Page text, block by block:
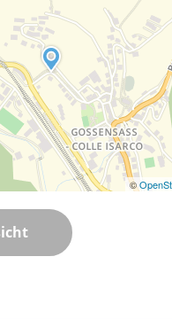
©